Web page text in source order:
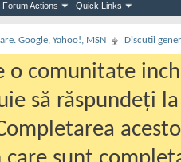
Forum Actions Quick Links
Google, Yahoo!, MSN Discutii
o comunitate
să răspundeți